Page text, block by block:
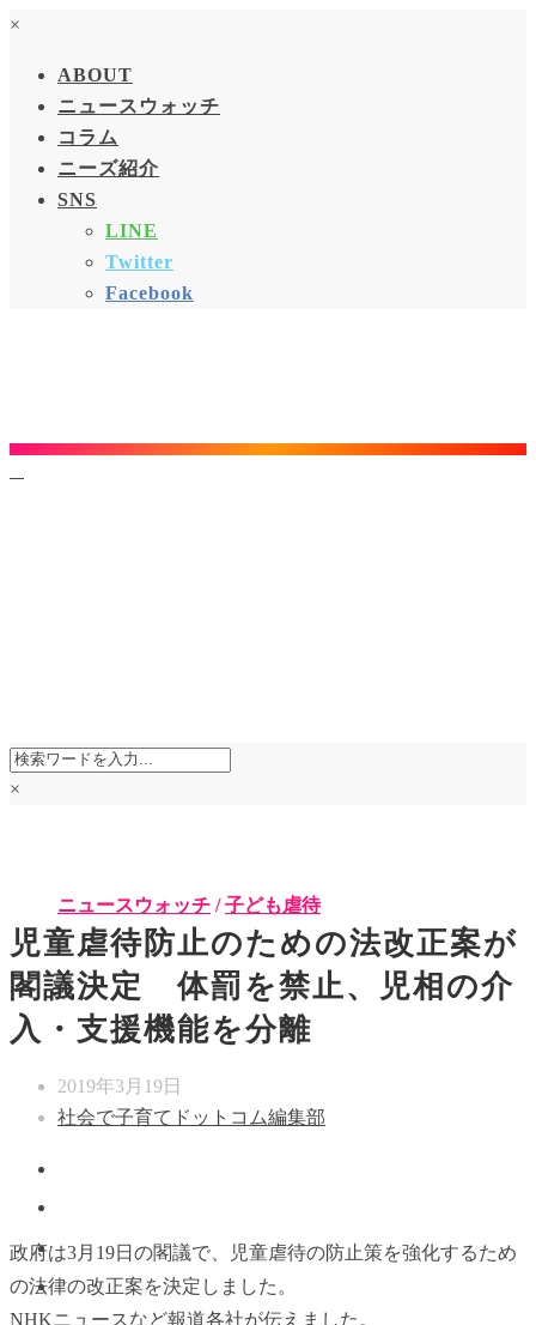
×
ABOUT
ニュースウォッチ
コラム
ニーズ紹介
SNS
LINE
Twitter
Facebook
×
ニュースウォッチ /子ども虐待
児童虐待防止のための法改正案が
閣議決定 体罰を禁止、児相の介
入・支援機能を分離
2019年3月19日
社会で子育てドットコム編集部
政府は3月19日の閣議で、児童虐待の防止策を強化するため
の法律の改正案を決定しました。
NHKニュース など報道各社が伝えました。